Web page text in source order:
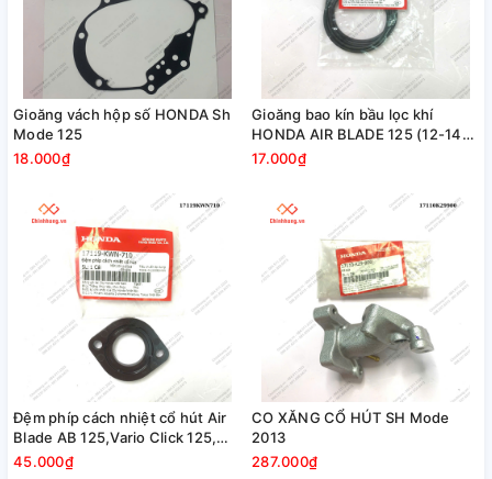
Gioăng vách hộp số HONDA Sh
Mode 125
18.000₫
Gioăng bao kín bầu lọc khí
HONDA AIR BLADE 125 (12-14) /
SH MODE (13-15)PCX(12-14)
17.000₫
Đệm phíp cách nhiệt cổ hút Air
Blade AB 125,Vario Click 125,
Lead 125, Sh Mode 125
45.000₫
CO XĂNG CỔ HÚT SH Mode
2013
287.000₫